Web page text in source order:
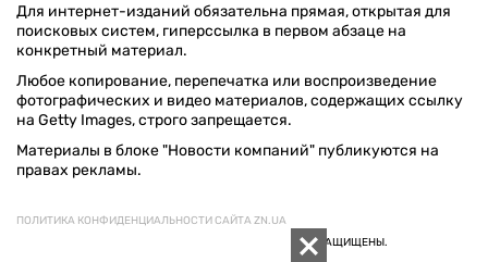
Для интернет-изданий обязательна прямая, открытая для
поисковых систем, гиперссылка в первом абзаце на
конкретный материал.
Любое копирование, перепечатка или воспроизведение
фотографических и видео материалов, содержащих ссылку
на Getty Images, строго запрещается.
Материалы в блоке "Новости компаний" публикуются на
правах рекламы.
ПОЛИТИКА КОНФИДЕНЦИАЛЬНОСТИ САЙТА ZN.UA
© 1994–2026 «ЗЕРКАЛО НЕДЕЛИ. УКРАИНА». ВСЕ ПРАВА ЗАЩИЩЕНЫ.